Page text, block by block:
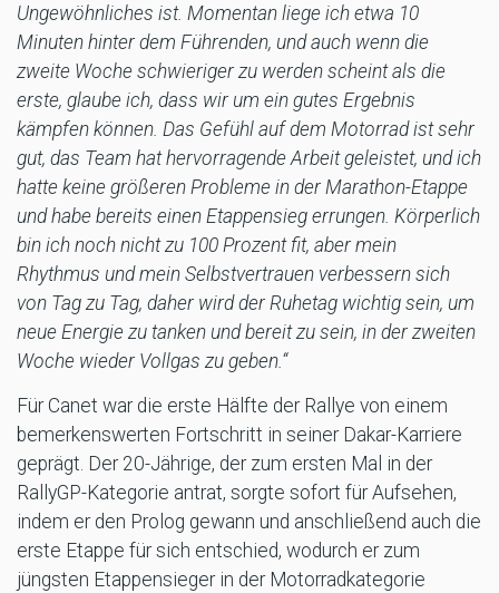
Ungewöhnliches ist. Momentan liege ich etwa 10
Minuten hinter dem Führenden, und auch wenn die
zweite Woche schwieriger zu werden scheint als die
erste, glaube ich, dass wir um ein gutes Ergebnis
kämpfen können. Das Gefühl auf dem Motorrad ist sehr
gut, das Team hat hervorragende Arbeit geleistet, und ich
hatte keine größeren Probleme in der Marathon-Etappe
und habe bereits einen Etappensieg errungen. Körperlich
bin ich noch nicht zu 100 Prozent fit, aber mein
Rhythmus und mein Selbstvertrauen verbessern sich
von Tag zu Tag, daher wird der Ruhetag wichtig sein, um
neue Energie zu tanken und bereit zu sein, in der zweiten
Woche wieder Vollgas zu geben.“
Für Canet war die erste Hälfte der Rallye von einem
bemerkenswerten Fortschritt in seiner Dakar-Karriere
geprägt. Der 20-Jährige, der zum ersten Mal in der
RallyGP-Kategorie antrat, sorgte sofort für Aufsehen,
indem er den Prolog gewann und anschließend auch die
erste Etappe für sich entschied, wodurch er zum
jüngsten Etappensieger in der Motorradkategorie